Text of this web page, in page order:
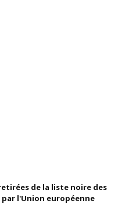
de la liste noire des
l'Union européenne